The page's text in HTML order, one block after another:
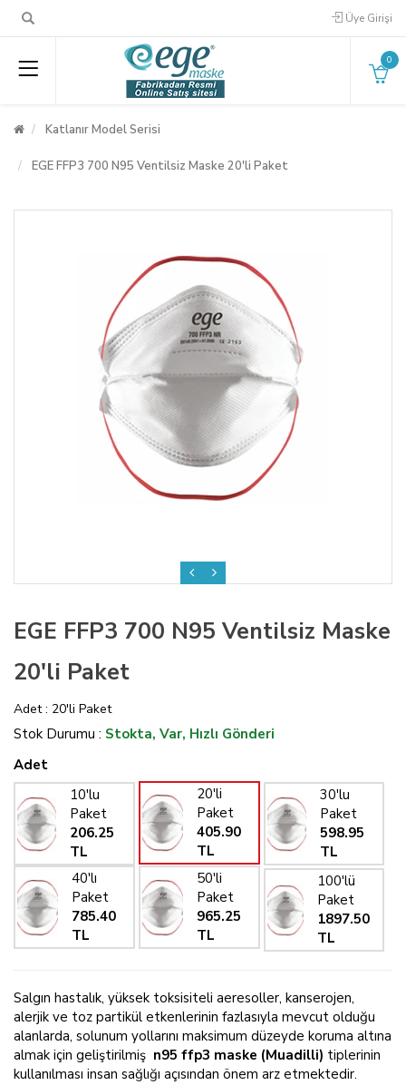
Üye Girişi
0
Katlanır Model Serisi
EGE FFP3 700 N95 Ventilsiz Maske 20'li Paket
EGE FFP3 700 N95 Ventilsiz Maske
20'li Paket
Adet : 20'li Paket
Stok Durumu : Stokta, Var, Hızlı Gönderi
Adet
10'lu
Paket
206.25
TL
20'li
Paket
405.90
TL
30'lu
Paket
598.95
TL
40'lı
Paket
785.40
TL
50'li
Paket
965.25
TL
100'lü
Paket
1897.50
TL
Salgın hastalık, yüksek toksisiteli aeresoller, kanserojen,
alerjik ve toz partikül etkenlerinin fazlasıyla mevcut olduğu
alanlarda, solunum yollarını maksimum düzeyde koruma altına
almak için geliştirilmiş n95 ffp3 maske (Muadilli) tiplerinin
kullanılması insan sağlığı açısından önem arz etmektedir.